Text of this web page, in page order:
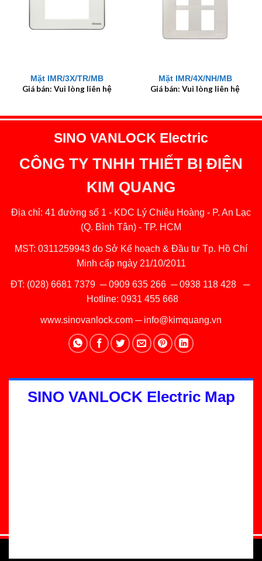
Mặt IMR/3X/TR/MB
Giá bán: Vui lòng liên hệ
Mặt IMR/4X/NH/MB
Giá bán: Vui lòng liên hệ
SINO VANLOCK Electric
CÔNG TY TNHH THIẾT BỊ ĐIỆN
KIM QUANG
Địa chỉ: 41 đường số 1 - KDC Lý Chiêu Hoàng - P. An Lạc
(Q. Bình Tân) - TP. HCM
MST: 0311259943 do Sở Kế hoạch & Đầu tư Tp. Hồ Chí
Minh cấp ngày 21/10/2011
ĐT: (028) 6681 7379 ─0909 635 266─0938 118 428─
Hotline: 0931 455 668
www.sinovanlock.com ─ info@kimquang.vn
SINO VANLOCK Electric Map